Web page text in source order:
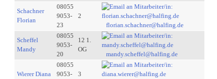
Schachner
Florian
08055
9053-
23
2
florian.schachner@halfing.de
Scheffel
Mandy
08055
9053-
20
12 1.
OG
mandy.scheffel@halfing.de
Wierer Diana
08055
9053-
3